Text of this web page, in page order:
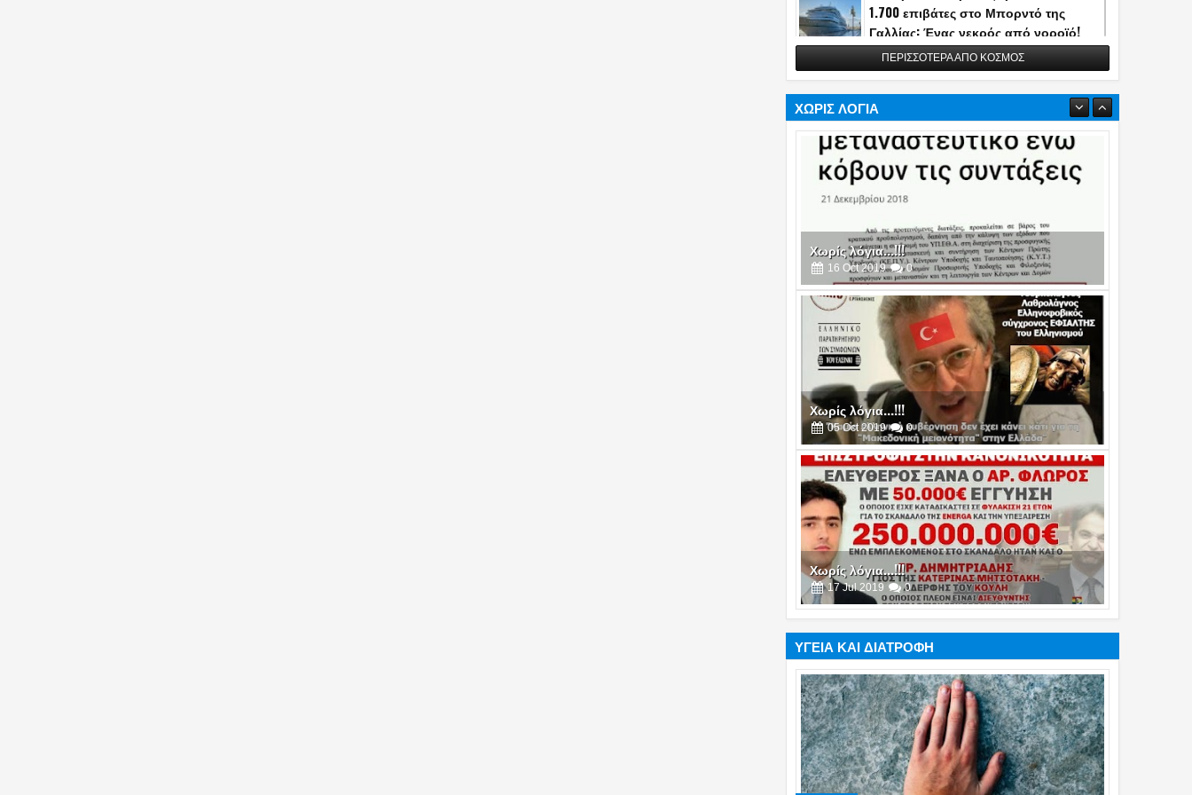
1.700 επιβάτες στο Μπορντό της
Γαλλίας: Ένας νεκρός από νοροϊό!
13 May 2026 0
Η Τουρκία αποκάλυψε την κατασκευή
Yildirimhan ακτίνας δράσης 6.000 χλμ.!
(video)
06 May 2026 0
Πυρά στο δείπνο ανταποκριτών του
Λευκού Οίκου - Απομακρύνθηκε ο
Τραμπ
ΠΕΡΙΣΣΟΤΕΡΑ ΑΠΟ ΚΟΣΜΟΣ
ΧΩΡΙΣ ΛΟΓΙΑ
Χωρίς λόγια...!!!
16 Oct 2019 0
Χωρίς λόγια...!!!
05 Oct 2019 0
Χωρίς λόγια...!!!
17 Jul 2019 0
Χωρίς λόγια...!!!
16 Jul 2019 0
ΥΓΕΙΑ ΚΑΙ ΔΙΑΤΡΟΦΗ